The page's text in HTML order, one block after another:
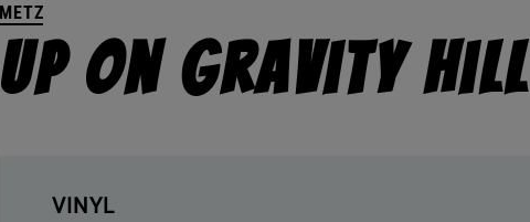
METZ
Up On Gravity Hill
VINYL